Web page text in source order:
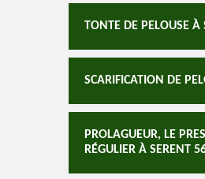
TONTE DE PELOUSE À
SCARIFICATION DE
PROLAGUEUR, LE
RÉGULIER À SERENT